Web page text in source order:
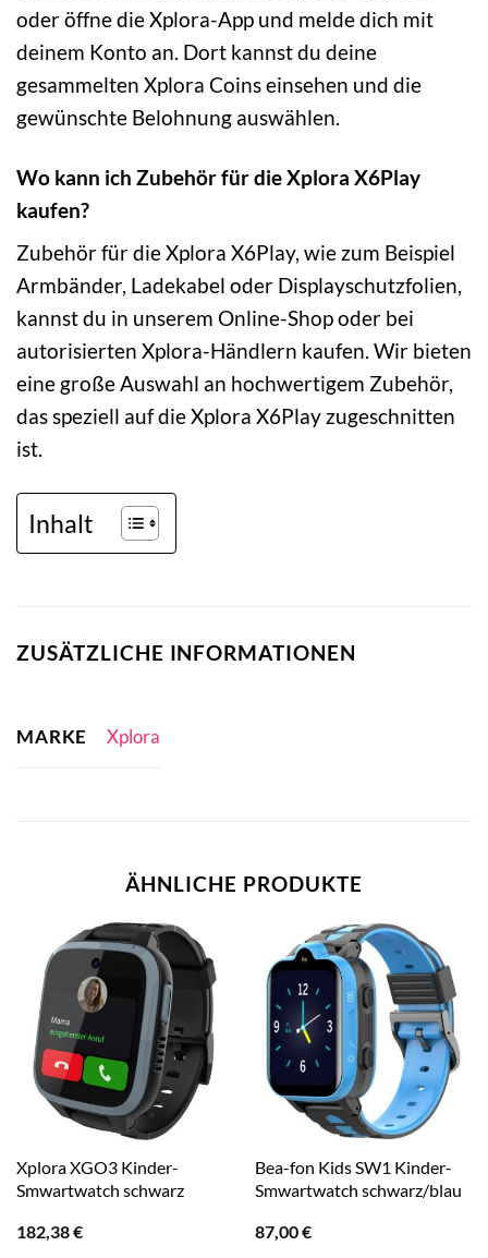
oder öffne die Xplora-App und melde dich mit
deinem Konto an. Dort kannst du deine
gesammelten Xplora Coins einsehen und die
gewünschte Belohnung auswählen.
Wo kann ich Zubehör für die Xplora X6Play
kaufen?
Zubehör für die Xplora X6Play, wie zum Beispiel
Armbänder, Ladekabel oder Displayschutzfolien,
kannst du in unserem Online-Shop oder bei
autorisierten Xplora-Händlern kaufen. Wir bieten
eine große Auswahl an hochwertigem Zubehör,
das speziell auf die Xplora X6Play zugeschnitten
ist.
Inhalt
ZUSÄTZLICHE INFORMATIONEN
MARKE Xplora
ÄHNLICHE PRODUKTE
Xplora XGO3 Kinder-
Smwartwatch schwarz
182,38€
Bea-fon Kids SW1 Kinder-
Smwartwatch schwarz/blau
87,00€